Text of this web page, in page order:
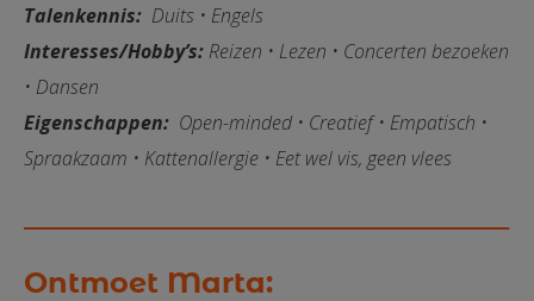
Talenkennis: Duits • Engels
Interesses/Hobby’s: Reizen • Lezen • Concerten bezoeken
• Dansen
Eigenschappen: Open-minded • Creatief • Empatisch •
Spraakzaam • Kattenallergie • Eet wel vis, geen vlees
Ontmoet Marta: